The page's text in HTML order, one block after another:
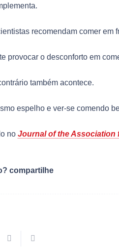
recomendam comer em
provocar o desconforto em
também acontece.
espelho e ver-se comendo
no Journal of the Association
compartilhe